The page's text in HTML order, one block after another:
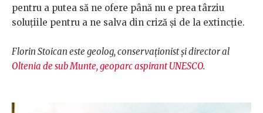
pentru a putea să ne ofere până nu e prea târziu
soluțiile pentru a ne salva din criză și de la extincție.
Florin Stoican este geolog, conservaționist și director al
Oltenia de sub Munte, geoparc aspirant UNESCO.